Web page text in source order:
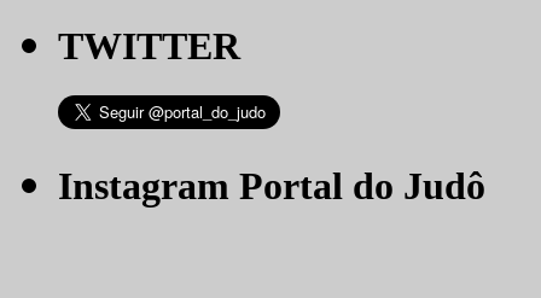
TWITTER
Instagram Portal do Judô